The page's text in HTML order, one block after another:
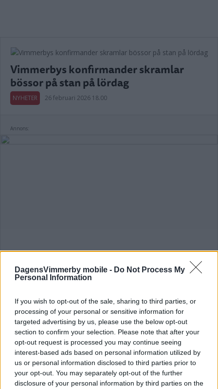
DagensVimmerby mobile - Do Not Process My
Personal Information
If you wish to opt-out of the sale, sharing to third parties, or
processing of your personal or sensitive information for
targeted advertising by us, please use the below opt-out
section to confirm your selection. Please note that after your
opt-out request is processed you may continue seeing
interest-based ads based on personal information utilized by
us or personal information disclosed to third parties prior to
your opt-out. You may separately opt-out of the further
disclosure of your personal information by third parties on the
Vimmerbys konfirmander skramlar
bössor på stan på lördag
NYHETER 26 februari 2026 18.00
Annons:
Insamling gick över förväntan – så
mycket inbringade dagen
NYHETER 05 mars 2025 15.00